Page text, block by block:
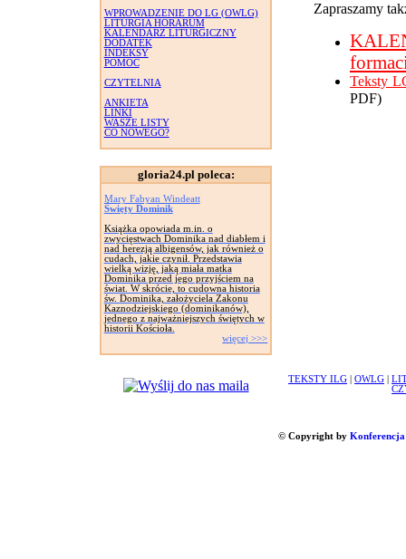
WPROWADZENIE DO LG (OWLG)
LITURGIA HORARUM
KALENDARZ LITURGICZNY
DODATEK
INDEKSY
POMOC
CZYTELNIA
ANKIETA
LINKI
WASZE LISTY
CO NOWEGO?
gloria24.pl poleca:
Mary Fabyan Windeatt
Święty Dominik
Książka opowiada m.in. o
zwycięstwach Dominika nad diabłem i
nad herezją albigensów, jak również o
cudach, jakie czynił. Przedstawia
wielką wizję, jaką miała matka
Dominika przed jego przyjściem na
świat. W skrócie, to cudowna historia
św. Dominika, założyciela Zakonu
Kaznodziejskiego (dominikanów),
jednego z najważniejszych świętych w
historii Kościoła.
więcej >>>
Zapraszamy
Teksty
PDF)
TEKSTY ILG OWLG
© Copyright by Konferencja